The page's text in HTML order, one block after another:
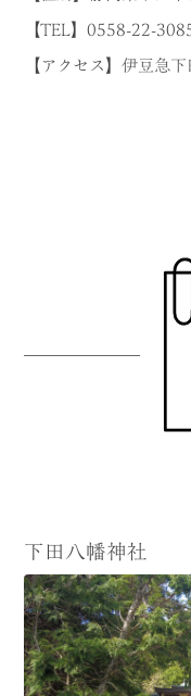
【TEL】0558-22-
【アクセス】伊豆急
下田八幡神社